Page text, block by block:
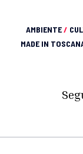
AMBIENTE/
MADE IN